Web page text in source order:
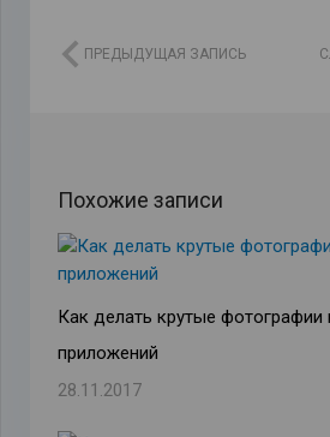
ПРЕДЫДУЩАЯ ЗАПИСЬ
Похожие записи
Как делать крутые фотографии
приложений
28.11.2017